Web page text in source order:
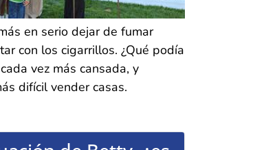
en serio dejar de fumar
con los cigarrillos. ¿Qué podía
vez más cansada, y
difícil vender casas.